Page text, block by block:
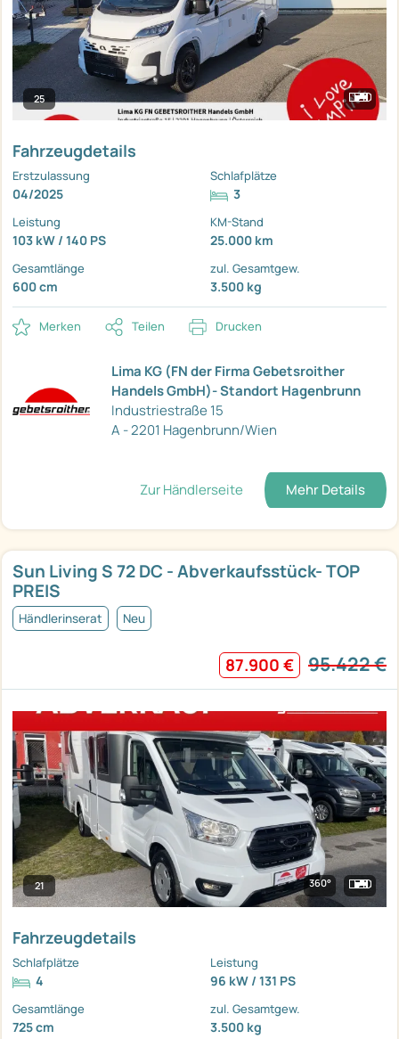
25
Fahrzeugdetails
Erstzulassung
04/2025
Schlafplätze
3
Leistung
103 kW / 140 PS
KM-Stand
25.000 km
Gesamtlänge
600 cm
zul. Gesamtgew.
3.500 kg
Merken Teilen Drucken
Lima KG (FN der Firma Gebetsroither
Handels GmbH)- Standort Hagenbrunn
Industriestraße 15
A - 2201 Hagenbrunn/Wien
Zur Händlerseite Mehr Details
Sun Living S 72 DC - Abverkaufsstück- TOP
PREIS
Händlerinserat Neu
87.900 € 95.422 €
21 360°
Fahrzeugdetails
Schlafplätze
4
Leistung
96 kW / 131 PS
Gesamtlänge
725 cm
zul. Gesamtgew.
3.500 kg